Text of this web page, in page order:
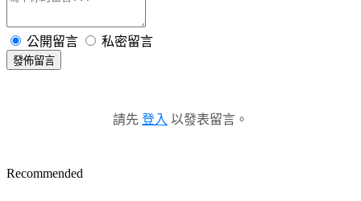
公開留言 私密留言
發佈留言
請先 登入 以發表留言。
Recommended